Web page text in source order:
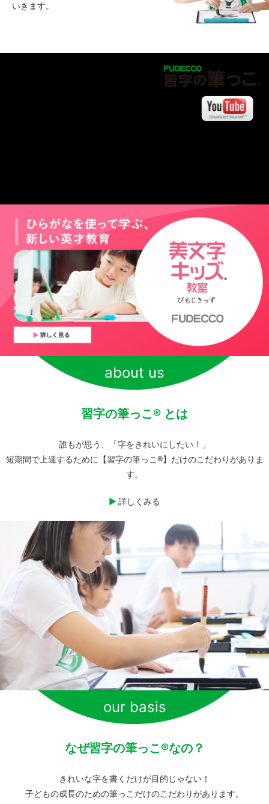
いきます。
about us
習字の筆っこ® とは
誰もが思う、「字をきれいにしたい！」
短期間で上達するために【習字の筆っこ®】だけのこだわりがありま
す。
詳しくみる
our basis
なぜ習字の筆っこ®なの？
きれいな字を書くだけが目的じゃない！
子どもの成長のための筆っこだけのこだわりがあります。